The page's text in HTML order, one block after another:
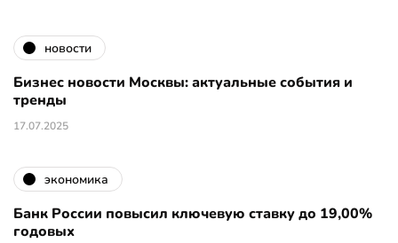
новости
Бизнес новости Москвы: актуальные события и
тренды
17.07.2025
экономика
Банк России повысил ключевую ставку до 19,00%
годовых